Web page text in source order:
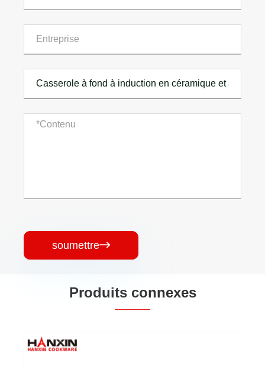
soumettre
Produits connexes